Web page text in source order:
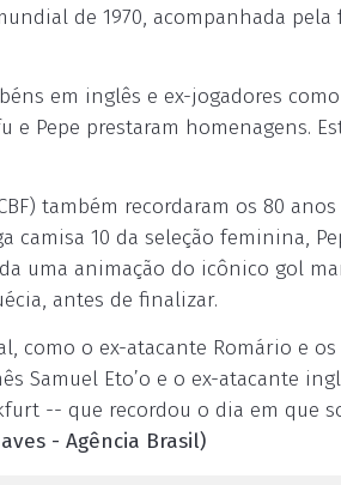
de 1970, acompanhada pela
em inglês e ex-jogadores
e Pepe prestaram homenagens.
também recordaram os 80
camisa 10 da seleção feminina,
uma animação do icônico gol
antes de finalizar.
o ex-atacante Romário e os
Samuel Eto’o e o ex-atacante
-- que recordou o dia em que
- Agência Brasil)